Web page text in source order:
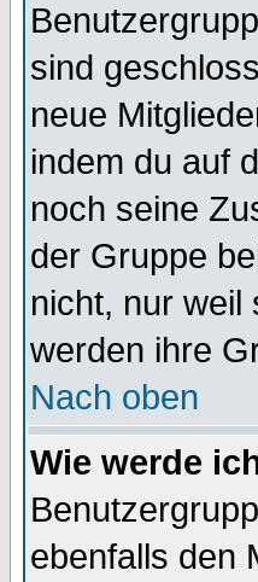
sind
neue
indem du auf
noch seine
der Gruppe
nicht, nur weil
werden ihre
Nach oben
Wie werde
ebenfalls den